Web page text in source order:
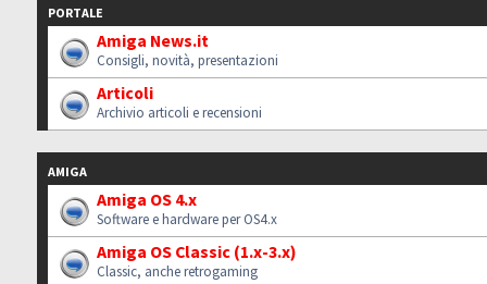
PORTALE
Amiga News.it
Consigli, novità, presentazioni
Articoli
Archivio articoli e recensioni
AMIGA
Amiga OS 4.x
Software e hardware per OS4.x
Amiga OS Classic (1.x-3.x)
Classic, anche retrogaming